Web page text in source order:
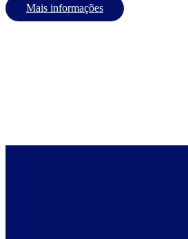
Mais informações